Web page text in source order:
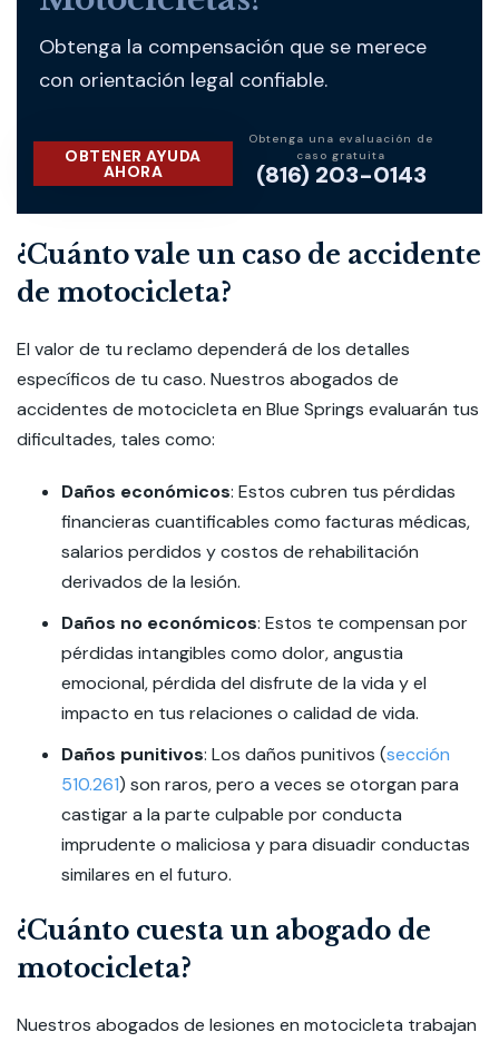
Obtenga la compensación que se merece
con orientación legal confiable.
OBTENER AYUDA
AHORA
Obtenga una evaluación de
caso gratuita
(816) 203-0143
¿Cuánto vale un caso de accidente
de motocicleta?
El valor de tu reclamo dependerá de los detalles
específicos de tu caso. Nuestros abogados de
accidentes de motocicleta en Blue Springs evaluarán tus
dificultades, tales como:
Daños económicos: Estos cubren tus pérdidas
financieras cuantificables como facturas médicas,
salarios perdidos y costos de rehabilitación
derivados de la lesión.
Daños no económicos: Estos te compensan por
pérdidas intangibles como dolor, angustia
emocional, pérdida del disfrute de la vida y el
impacto en tus relaciones o calidad de vida.
Daños punitivos: Los daños punitivos (sección
510.261) son raros, pero a veces se otorgan para
castigar a la parte culpable por conducta
imprudente o maliciosa y para disuadir conductas
similares en el futuro.
¿Cuánto cuesta un abogado de
motocicleta?
Nuestros abogados de lesiones en motocicleta trabajan